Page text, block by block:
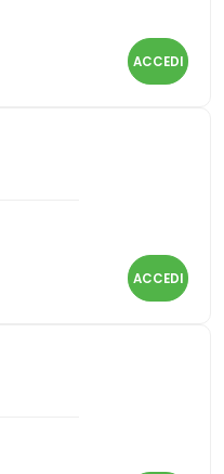
ACCEDI
ACCEDI